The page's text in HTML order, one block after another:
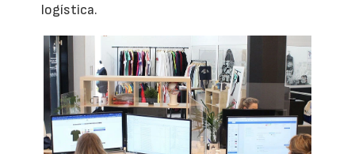
logística.